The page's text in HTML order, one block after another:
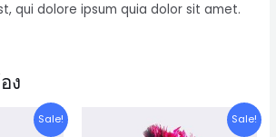
qui dolore ipsum quia dolor sit amet.
ง
Sale! Sale!